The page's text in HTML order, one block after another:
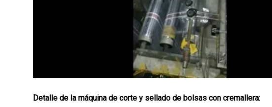
Detalle de la máquina de corte y sellado de bolsas con cremallera: